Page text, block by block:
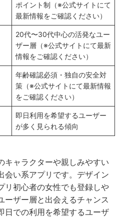
ポイント制（※公式サイトにて
最新情報をご確認ください）
20代〜30代中心の活発なユー
ザー層（※公式サイトにて最新
情報をご確認ください）
年齢確認必須・独自の安全対
策（※公式サイトにて最新情報
をご確認ください）
即日利用を希望するユーザー
が多く見られる傾向
キャラクターや親しみやすい
会い系アプリです。デザイン
リ初心者の女性でも登録しや
ーザー層と出会えるチャンス
日での利用を希望するユーザ